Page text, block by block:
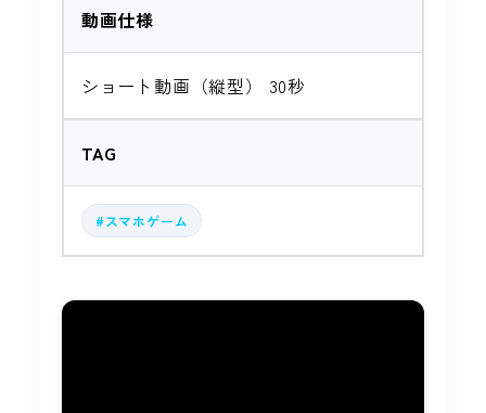
動画仕様
ショート動画（縦型） 30秒
TAG
#スマホゲーム